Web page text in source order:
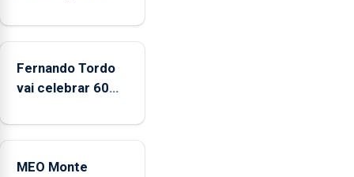
CPUE
2022
e
Fernando Tordo
vai celebrar 60
no Coliseu
MEO Monte